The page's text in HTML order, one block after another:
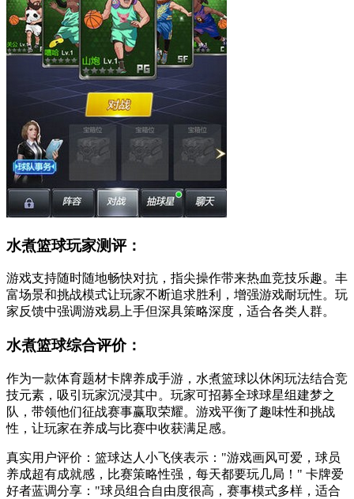
水煮篮球玩家测评：
游戏支持随时随地畅快对抗，指尖操作带来热血竞技乐趣。丰
富场景和挑战模式让玩家不断追求胜利，增强游戏耐玩性。玩
家反馈中强调游戏易上手但深具策略深度，适合各类人群。
水煮篮球综合评价：
作为一款体育题材卡牌养成手游，水煮篮球以休闲玩法结合竞
技元素，吸引玩家沉浸其中。玩家可招募全球球星组建梦之
队，带领他们征战赛事赢取荣耀。游戏平衡了趣味性和挑战
性，让玩家在养成与比赛中收获满足感。
真实用户评价：篮球达人小飞侠表示："游戏画风可爱，球员
养成超有成就感，比赛策略性强，每天都要玩几局！" 卡牌爱
好者蓝调分享："球员组合自由度很高，赛事模式多样，适合